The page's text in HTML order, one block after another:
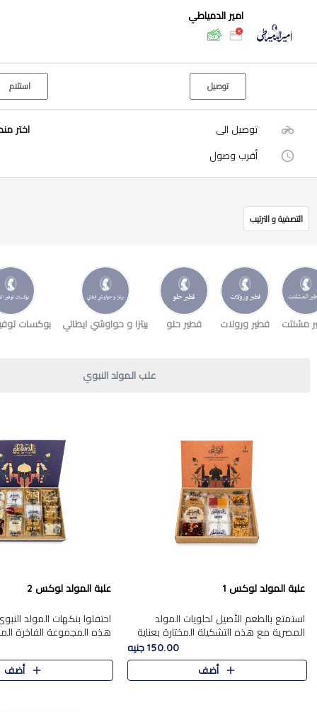
امير الدمياطي
توصيل استلام
توصيل الى اختر
أقرب وصول
التصفية و الترتيب
مشلتت فطير ورولات فطير حلو بيتزا و حواوشي ايطالي بوكسات
علب المولد النبوي
علبة المولد لوكس 1
استمتع بالطعم الأصيل لحلويات المولد
المصرية مع هذه التشكيلة المختارة بعناية
من 9 قطع. تتضمن التشكيلة جوزرية مع
فول،ملبان سادة، ملبان
150.00 جنيه
أضف
علبة المولد لوكس 2
احتفلوا بنكهات المولد
قطعة، والتي تم اختيارها
تشكيلة واسعة من الحلويات
المفضلة. تشمل المجموعة
أضف